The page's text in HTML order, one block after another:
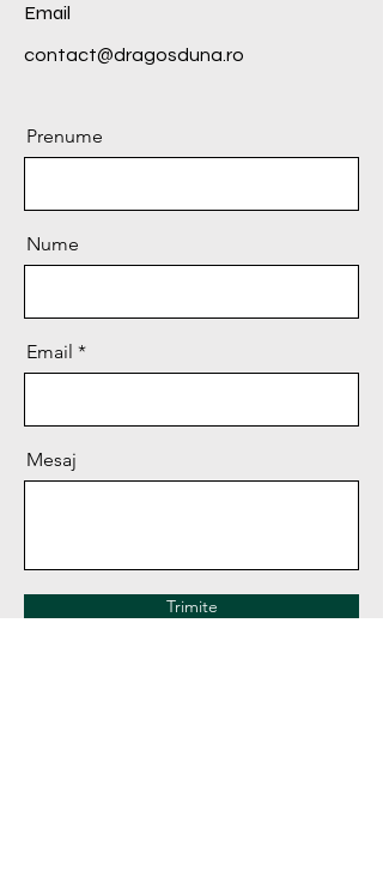
Email
contact@dragosduna.ro
Prenume
Nume
Email
Mesaj
Trimite